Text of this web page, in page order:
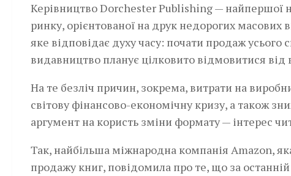
Керівництво Dorchester Publishing — найпершої
ринку, орієнтованої на друк недорогих
яке відповідає духу часу: почати продаж
видавництво планує цілковито відмовитися від
На те безліч причин, зокрема, витрати на
світову фінансово-економічну кризу, а також
аргумент на користь зміни формату — інтерес
Так, найбільша міжнародна компанія Amazon,
продажу книг, повідомила про те, що за останній